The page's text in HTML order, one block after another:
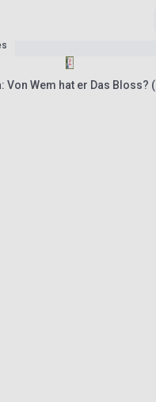
Von Wem hat er Das Bloss?